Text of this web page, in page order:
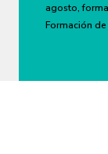
agosto,
Formación de